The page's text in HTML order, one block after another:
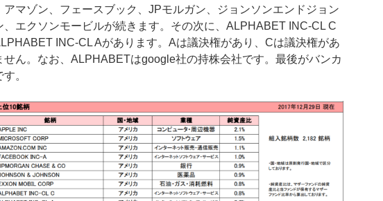
アマゾン、フェースブック、JPモルガン、ジョンソンエンドジョン
、エクソンモービルが続きます。その次に、ALPHABET INC-CL C
INC-CL Aがあります。Aは議決権があり、Cは議決権があ
せん。なお、ALPHABETはgoogle社の持株会社です。最後がバンカ
す。